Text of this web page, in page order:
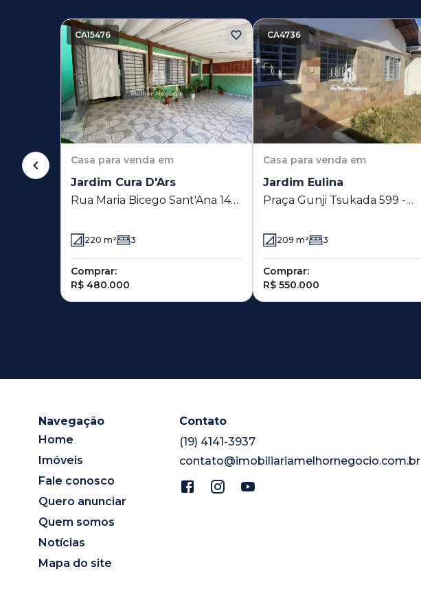
CA15476
Casa para venda em
Jardim Cura D'Ars
Rua Maria Bicego Sant'Ana 142
- SP
220 m² 3
Comprar:
R$ 480.000
CA4736
Casa para venda em
Jardim Eulina
Praça Gunji Tsukada 599 -
209 m² 3
Comprar:
R$ 550.000
Navegação
Home
Imóveis
Fale conosco
Quero anunciar
Quem somos
Notícias
Mapa do site
Contato
(19) 4141-3937
contato@imobiliariamelhornegocio.com.br